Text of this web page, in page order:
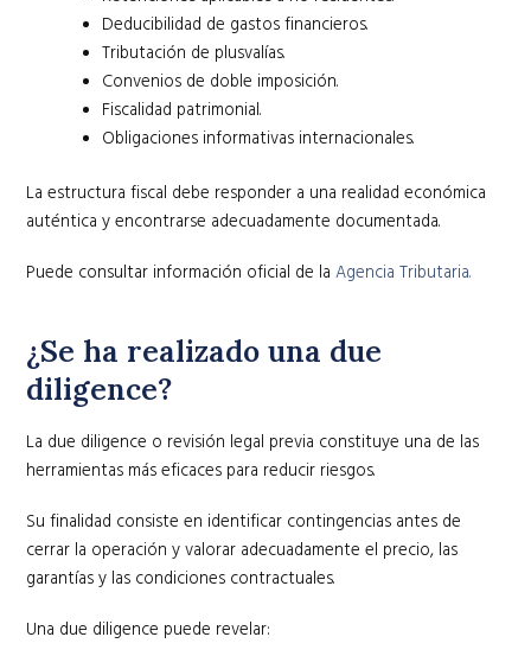
Deducibilidad de gastos financieros.
Tributación de plusvalías.
Convenios de doble imposición.
Fiscalidad patrimonial.
Obligaciones informativas internacionales.
La estructura fiscal debe responder a una realidad económica
auténtica y encontrarse adecuadamente documentada.
Puede consultar información oficial de laAgencia Tributaria.
¿Se ha realizado una due
diligence?
La due diligence o revisión legal previa constituye una de las
herramientas más eficaces para reducir riesgos.
Su finalidad consiste en identificar contingencias antes de
cerrar la operación y valorar adecuadamente el precio, las
garantías y las condiciones contractuales.
Una due diligence puede revelar: